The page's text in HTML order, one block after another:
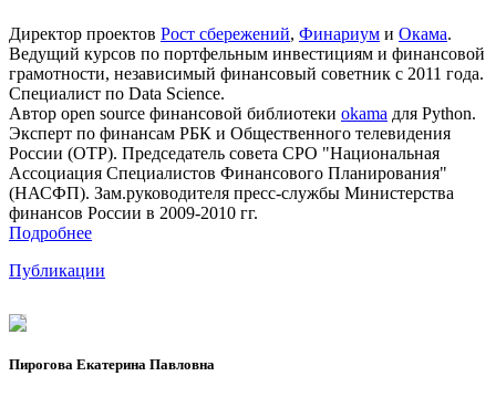
Директор проектов Рост сбережений, Финариум и Окама.
Ведущий курсов по портфельным инвестициям и финансовой
грамотности, независимый финансовый советник с 2011 года.
Специалист по Data Science.
Автор open source финансовой библиотеки okama для Python.
Эксперт по финансам РБК и Общественного телевидения
России (ОТР). Председатель совета СРО "Национальная
Ассоциация Специалистов Финансового Планирования"
(НАСФП). Зам.руководителя пресс-службы Министерства
финансов России в 2009-2010 гг.
Подробнее
Публикации
Пирогова Екатерина Павловна